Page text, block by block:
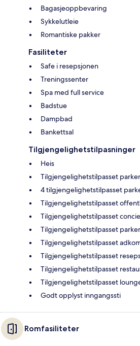
Bagasjeoppbevaring
Sykkelutleie
Romantiske pakker
Fasiliteter
Safe i resepsjonen
Treningssenter
Spa med full service
Badstue
Dampbad
Bankettsal
Tilgjengelighetstilpasninger
Heis
Tilgjengelighetstilpasset
4 tilgjengelighetstilpasset
Tilgjengelighetstilpasset
Tilgjengelighetstilpasset
Tilgjengelighetstilpasset
Tilgjengelighetstilpasset
Tilgjengelighetstilpasset
Tilgjengelighetstilpasset
Tilgjengelighetstilpasset
Godt opplyst inngangssti
Romfasiliteter